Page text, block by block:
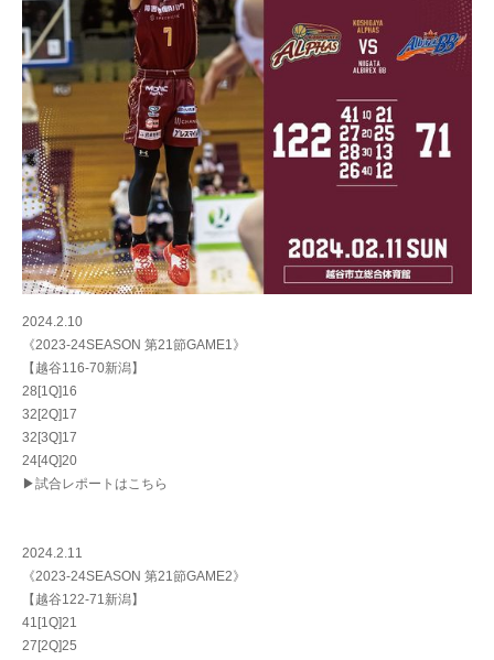
2024.2.10
《2023-24SEASON 第21節GAME1》
【越谷116-70新潟】
28[1Q]16
32[2Q]17
32[3Q]17
24[4Q]20
▶試合レポートはこちら
2024.2.11
《2023-24SEASON 第21節GAME2》
【越谷122-71新潟】
41[1Q]21
27[2Q]25